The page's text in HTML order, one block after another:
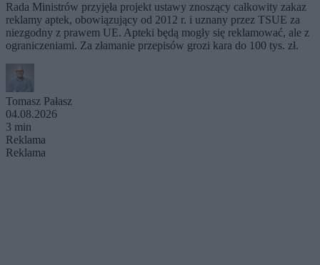
Rada Ministrów przyjęła projekt ustawy znoszący całkowity zakaz
reklamy aptek, obowiązujący od 2012 r. i uznany przez TSUE za
niezgodny z prawem UE. Apteki będą mogły się reklamować, ale z
ograniczeniami. Za złamanie przepisów grozi kara do 100 tys. zł.
Tomasz Pałasz
04.08.2026
3 min
Reklama
Reklama